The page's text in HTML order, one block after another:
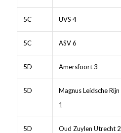
5C UVS 4
5C ASV 6
5D Amersfoort 3
5D
Magnus Leidsche Rijn
1
5D Oud Zuylen Utrecht 2